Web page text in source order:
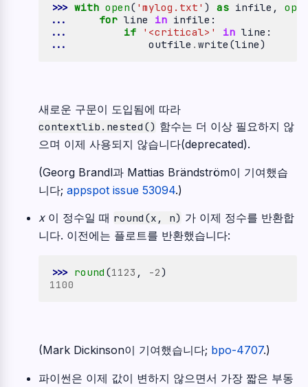
>>> with open( 'mylog.txt' ) as infile ,
...
for line in infile :
...
if '<critical>' in line :
...
outfile . write (line)
새로운 구문이 도입됨에 따라
contextlib.nested() 함수는 더 이상 필요하지 않
으며 이제 사용되지 않습니다(deprecated).
(Georg Brandl과 Mattias Brändström이 기여했습
니다; appspot issue 53094.)
x이 정수일 때 round(x, n) 가 이제 정수를 반환합
니다. 이전에는 플로트를 반환했습니다:
>>> round (1123 , -2)
1100
(Mark Dickinson이 기여했습니다; bpo-4707.)
파이썬은 이제 값이 변하지 않으면서 가장 짧은 부동